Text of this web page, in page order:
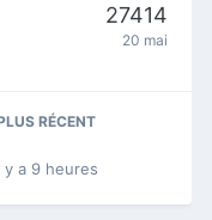
27414
20 mai
RÉCENT
y a 9 heures